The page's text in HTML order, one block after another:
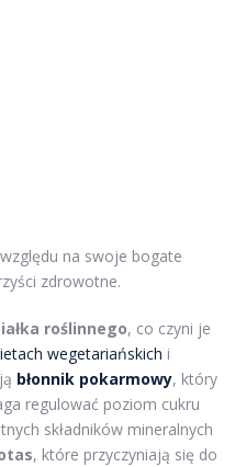
na swoje bogate
zdrowotne.
roślinnego, co czyni je
wegetariańskich i
błonnik pokarmowy, który
regulować poziom cukru
składników mineralnych
, które przyczyniają się do